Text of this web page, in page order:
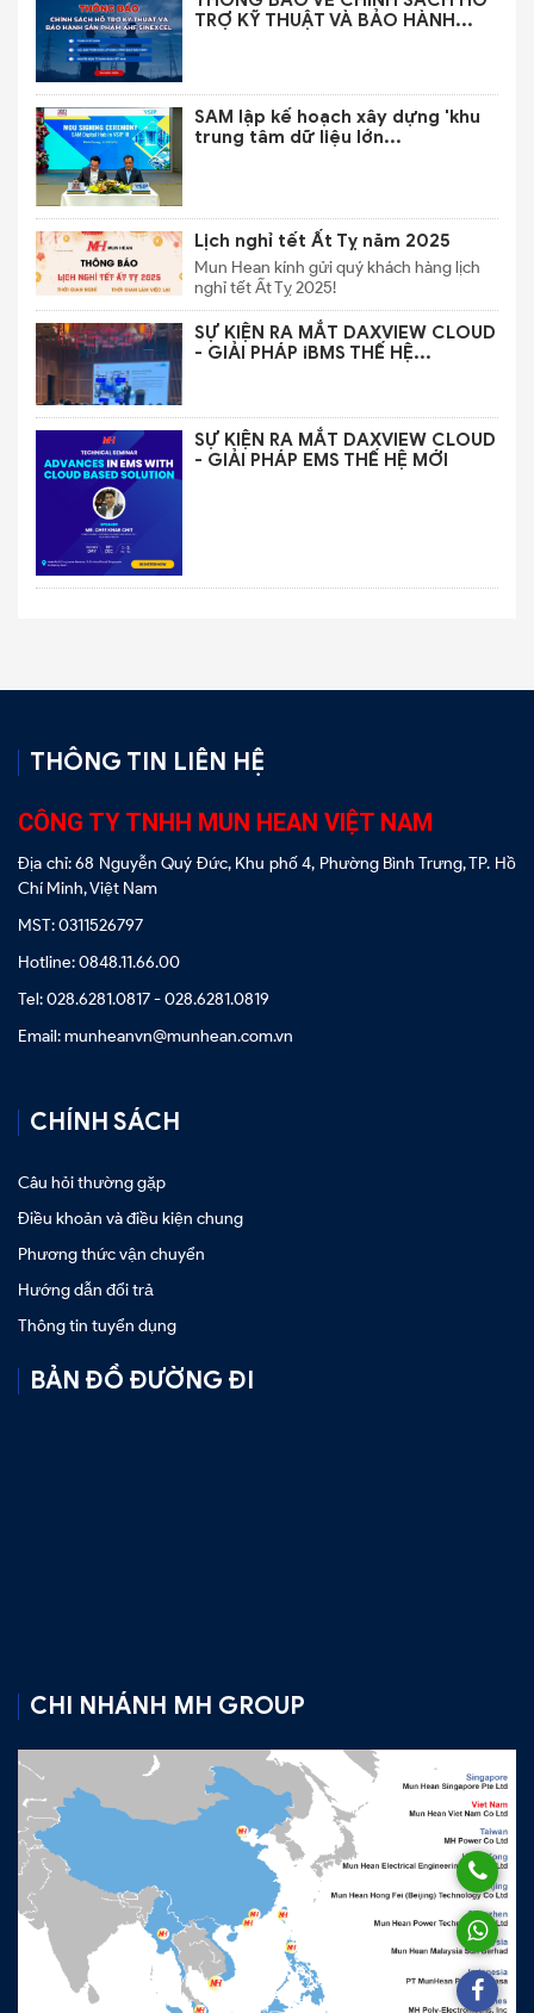
TRỢ KỸ THUẬT VÀ BẢO HÀNH...
SAM lập kế hoạch xây dựng 'khu
trung tâm dữ liệu lớn...
Lịch nghỉ tết Ất Tỵ năm 2025
Mun Hean kính gửi quý khách hàng lịch
nghỉ tết Ất Tỵ 2025!
SỰ KIỆN RA MẮT DAXVIEW CLOUD
- GIẢI PHÁP iBMS THẾ HỆ...
SỰ KIỆN RA MẮT DAXVIEW CLOUD
- GIẢI PHÁP EMS THẾ HỆ MỚI
THÔNG TIN LIÊN HỆ
CÔNG TY TNHH MUN HEAN VIỆT NAM
Địa chỉ: 68 Nguyễn Quý Đức, Khu phố 4, Phường Bình Trưng, TP. Hồ
Chí Minh, Việt Nam
MST: 0311526797
Hotline: 0848.11.66.00
Tel: 028.6281.0817 - 028.6281.0819
Email: munheanvn@munhean.com.vn
CHÍNH SÁCH
Câu hỏi thường gặp
Điều khoản và điều kiện chung
Phương thức vận chuyển
Hướng dẫn đổi trả
Thông tin tuyển dụng
BẢN ĐỒ ĐƯỜNG ĐI
CHI NHÁNH MH GROUP